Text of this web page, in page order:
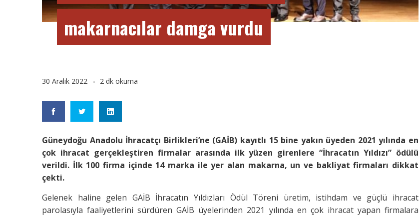
makarnacılar damga vurdu
30 Aralık 2022 2 dk okuma
Güneydoğu Anadolu İhracatçı Birlikleri’ne (GAİB) kayıtlı 15 bine yakın üyeden 2021 yılında en
çok ihracat gerçekleştiren firmalar arasında ilk yüzen girenlere “İhracatın Yıldızı” ödülü
verildi. İlk 100 firma içinde 14 marka ile yer alan makarna, un ve bakliyat firmaları dikkat
çekti.
Gelenek haline gelen GAİB İhracatın Yıldızları Ödül Töreni üretim, istihdam ve güçlü ihracat
parolasıyla faaliyetlerini sürdüren GAİB üyelerinden 2021 yılında en çok ihracat yapan firmalara